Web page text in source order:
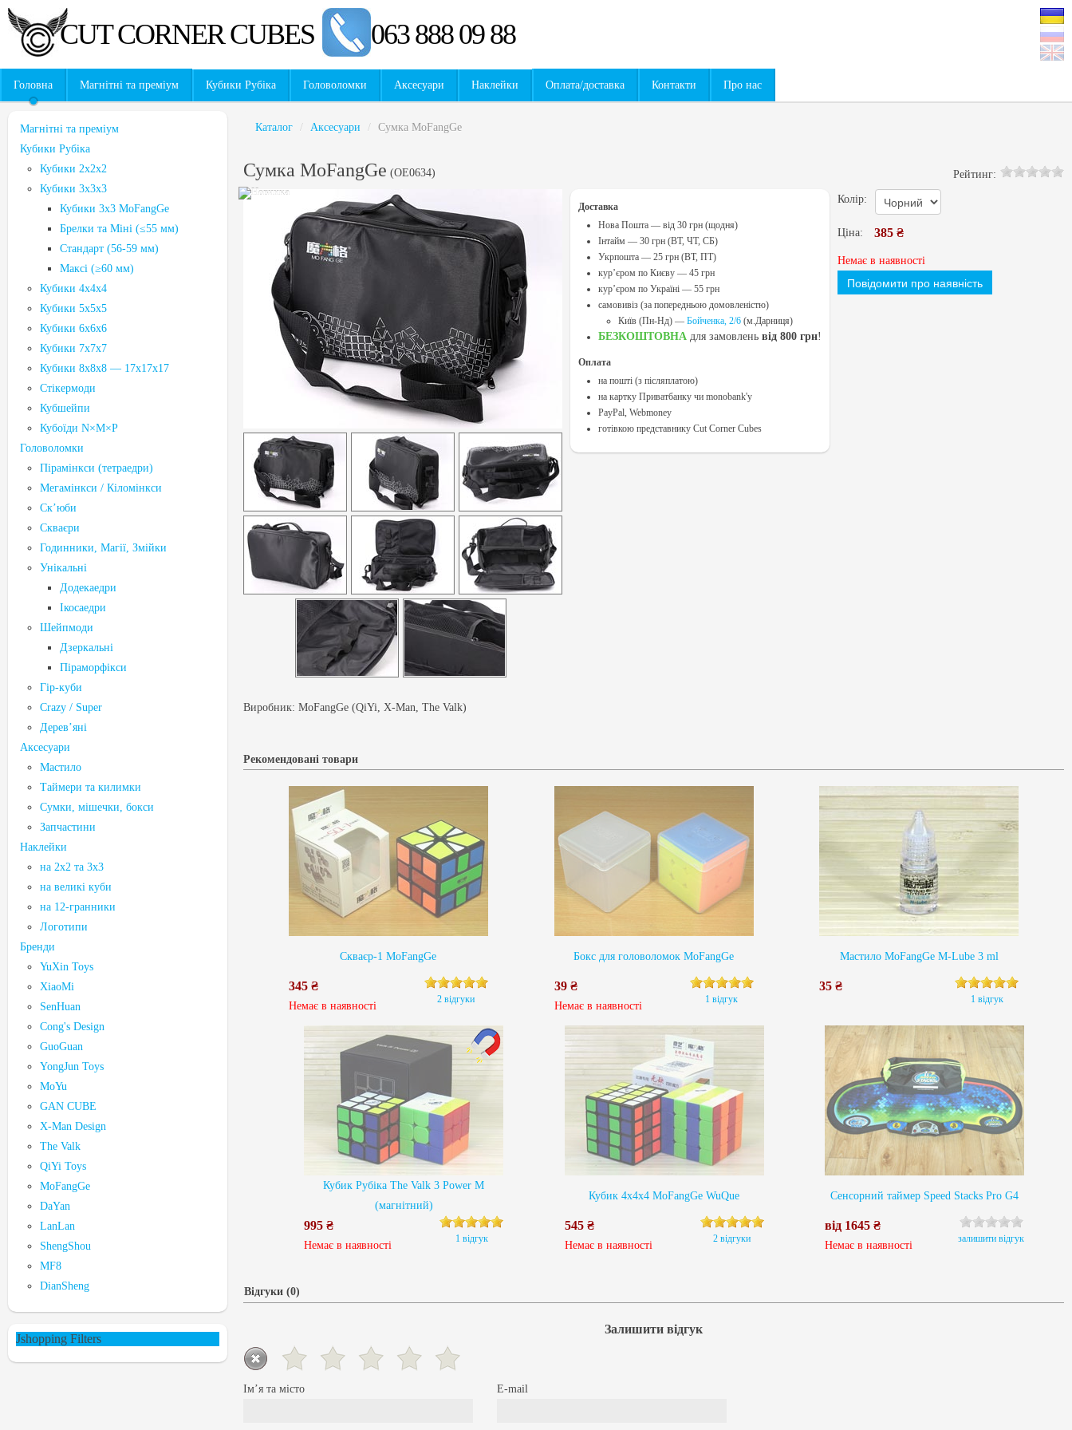
CUT CORNER CUBES 063 888 09 88
Головна Магнітні та преміум Кубики Рубіка Головоломки Аксесуари Наклейки Оплата/доставка Контакти Про нас
Магнітні та преміум
Кубики Рубіка
Кубики 2x2x2
Кубики 3х3х3
Кубики 3х3 MoFangGe
Брелки та Міні (≤55 мм)
Стандарт (56-59 мм)
Максі (≥60 мм)
Кубики 4x4x4
Кубики 5х5х5
Кубики 6х6х6
Кубики 7х7х7
Кубики 8x8x8 — 17x17x17
Стікермоди
Кубшейпи
Кубоїди N×M×P
Головоломки
Пірамінкси (тетраедри)
Мегамінкси / Кіломінкси
Ск’юби
Скваєри
Годинники, Магії, Змійки
Унікальні
Додекаедри
Ікосаедри
Шейпмоди
Дзеркальні
Піраморфікси
Гір-куби
Crazy / Super
Дерев’яні
Аксесуари
Мастило
Таймери та килимки
Сумки, мішечки, бокси
Запчастини
Наклейки
на 2х2 та 3х3
на великі куби
на 12-гранники
Логотипи
Бренди
YuXin Toys
XiaoMi
SenHuan
Cong's Design
GuoGuan
YongJun Toys
MoYu
GAN CUBE
X-Man Design
The Valk
QiYi Toys
MoFangGe
DaYan
LanLan
ShengShou
MF8
DianSheng
Jshopping Filters
Каталог / Аксесуари / Сумка MoFangGe
Сумка MoFangGe (OE0634) Рейтинг:
Доставка
Нова Пошта — від 30 грн (щодня)
Інтайм — 30 грн (ВТ, ЧТ, СБ)
Укрпошта — 25 грн (ВТ, ПТ)
кур’єром по Києву — 45 грн
кур’єром по Україні — 55 грн
самовивіз (за попередньою домовленістю)
Київ (Пн-Нд) — Бойченка, 2/6 (м.Дарниця)
БЕЗКОШТОВНА для замовлень від 800 грн!
Оплата
на пошті (з післяплатою)
на картку Приватбанку чи monobank'у
PayPal, Webmoney
готівкою представнику Cut Corner Cubes
Колір:
Ціна: 385 ₴
Немає в наявності
Повідомити про наявність
Виробник: MoFangGe (QiYi, X-Man, The Valk)
Рекомендовані товари
Скваєр-1 MoFangGe
345 ₴
Немає в наявності
2 відгуки
Бокс для головоломок MoFangGe
39 ₴
Немає в наявності
1 відгук
Мастило MoFangGe M-Lube 3 ml
35 ₴
1 відгук
Кубик Рубіка The Valk 3 Power M
(магнітний)
995 ₴
Немає в наявності
1 відгук
Кубик 4х4х4 MoFangGe WuQue
545 ₴
Немає в наявності
2 відгуки
Сенсорний таймер Speed Stacks Pro G4
від 1645 ₴
Немає в наявності
залишити відгук
Відгуки (0)
Залишити відгук
Ім’я та місто E-mail